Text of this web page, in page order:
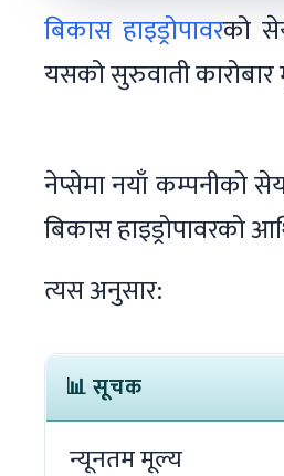
बिकास हाइड्रोपावरको
यसको सुरुवाती
नेप्सेमा नयाँ कम्पनीको
बिकास हाइड्रोपावरको
त्यस अनुसार:
📊 सूचक
न्यूनतम मूल्य